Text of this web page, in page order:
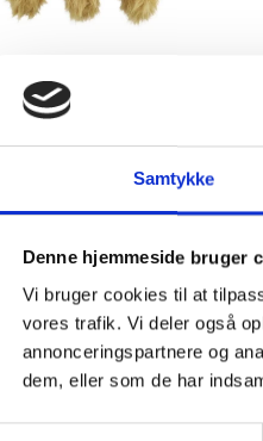
Samtykke
Denne hjemmeside bruger
Vi bruger cookies til at
vores trafik. Vi deler også
annonceringspartnere og
dem, eller som de har
Ball
I KURV
249,00
Nina
– Sjov
for mere end bare fysisk
den en sjov udfordring.